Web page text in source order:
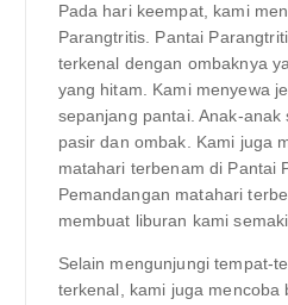
Pada hari keempat, kami
Parangtritis. Pantai
terkenal dengan ombaknya
yang hitam. Kami menyewa
sepanjang pantai. Anak-
pasir dan ombak. Kami juga
matahari terbenam di Pantai
Pemandangan matahari
membuat liburan kami
Selain mengunjungi tempat-
terkenal, kami juga mencoba